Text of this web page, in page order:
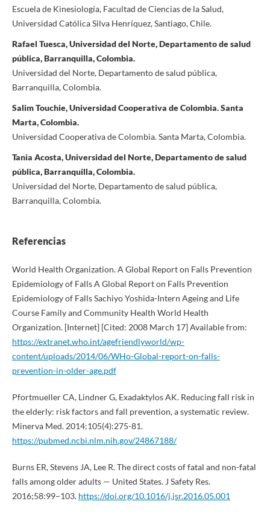
Escuela de Kinesiología, Facultad de Ciencias de la Salud,
Universidad Católica Silva Henríquez, Santiago, Chile.
Rafael Tuesca, Universidad del Norte, Departamento de salud
pública, Barranquilla, Colombia.
Universidad del Norte, Departamento de salud pública,
Barranquilla, Colombia.
Salim Touchie, Universidad Cooperativa de Colombia. Santa
Marta, Colombia.
Universidad Cooperativa de Colombia. Santa Marta, Colombia.
Tania Acosta, Universidad del Norte, Departamento de salud
pública, Barranquilla, Colombia.
Universidad del Norte, Departamento de salud pública,
Barranquilla, Colombia.
Referencias
World Health Organization. A Global Report on Falls Prevention
Epidemiology of Falls A Global Report on Falls Prevention
Epidemiology of Falls Sachiyo Yoshida-Intern Ageing and Life
Course Family and Community Health World Health
Organization. [Internet] [Cited: 2008 March 17] Available from:
https://extranet.who.int/agefriendlyworld/wp-
content/uploads/2014/06/WHo-Global-report-on-falls-
prevention-in-older-age.pdf
Pfortmueller CA, Lindner G, Exadaktylos AK. Reducing fall risk in
the elderly: risk factors and fall prevention, a systematic review.
Minerva Med. 2014;105(4):275-81.
https://pubmed.ncbi.nlm.nih.gov/24867188/
Burns ER, Stevens JA, Lee R. The direct costs of fatal and non-fatal
falls among older adults — United States. J Safety Res.
2016;58:99–103. https://doi.org/10.1016/j.jsr.2016.05.001